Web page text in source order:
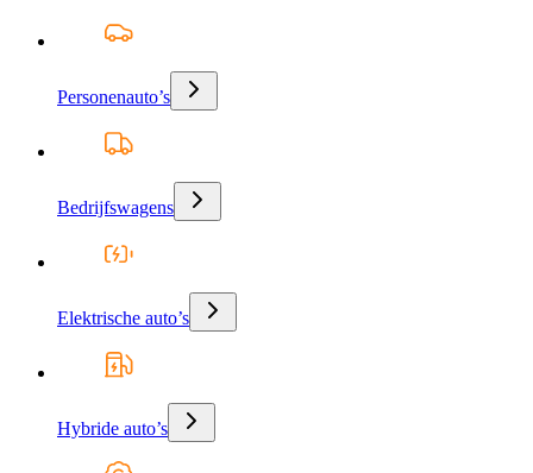
Personenauto’s
Bedrijfswagens
Elektrische auto’s
Hybride auto’s